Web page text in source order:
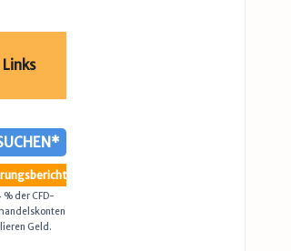
Links
% der CFD-
Geld.